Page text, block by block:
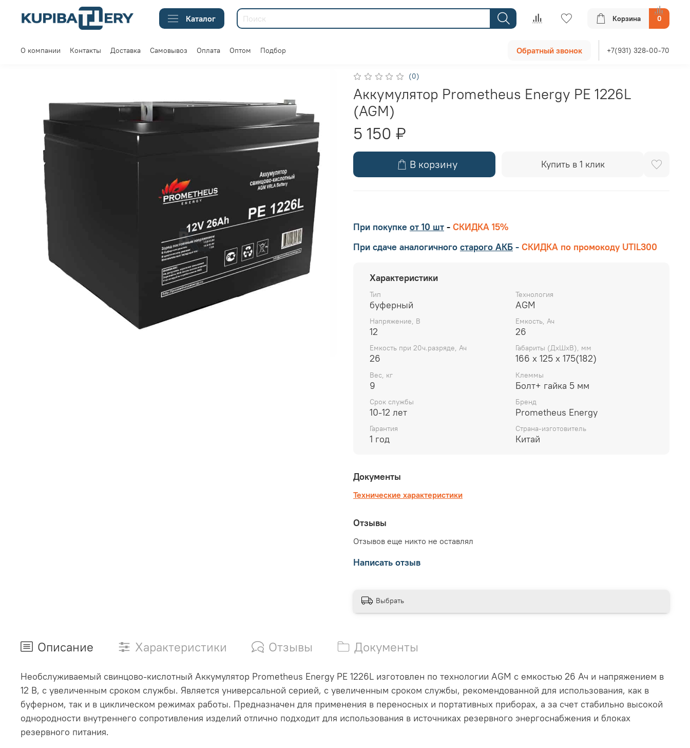
Каталог Корзина 0
О компании Контакты Доставка Самовывоз Оплата Оптом Подбор Обратный звонок +7(931) 328-00-70
(0)
Аккумулятор Prometheus Energy PE 1226L
(AGM)
5 150 ₽
В корзину Купить в 1 клик
При покупке от 10 шт - СКИДКА 15%
При сдаче аналогичного старого АКБ - СКИДКА по промокоду UTIL300
Характеристики
Тип
буферный
Технология
AGM
Напряжение, В
12
Емкость, Ач
26
Емкость при 20ч.разряде, Ач
26
Габариты (ДхШхВ), мм
166 х 125 х 175(182)
Вес, кг
9
Клеммы
Болт+ гайка 5 мм
Срок службы
10-12 лет
Бренд
Prometheus Energy
Гарантия
1 год
Страна-изготовитель
Китай
Документы
Технические характеристики
Отзывы
Отзывов еще никто не оставлял
Написать отзыв
Выбрать
Описание Характеристики Отзывы Документы
Необслуживаемый свинцово-кислотный Аккумулятор Prometheus Energy PE 1226L изготовлен по технологии AGM с емкостью 26 Ач и напряжением в
12 В, с увеличенным сроком службы. Является универсальной серией, с увеличенным сроком службы, рекомендованной для использования, как в
буферном, так и в циклическом режимах работы. Предназначен для применения в переносных и портативных приборах, а за счет стабильно высокой
однородности внутреннего сопротивления изделий отлично подходит для использования в источниках резервного энергоснабжения и блоках
резервного питания.